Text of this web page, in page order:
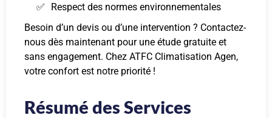
Respect des normes environnementales
Besoin d’un devis ou d’une intervention ? Contactez-
nous dès maintenant pour une étude gratuite et
sans engagement. Chez ATFC Climatisation Agen,
votre confort est notre priorité !
Résumé des Services